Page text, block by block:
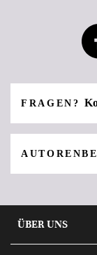
FRAGEN?
ÜBER UNS